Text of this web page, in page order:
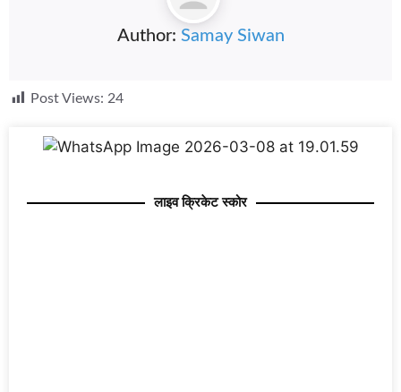
Author: Samay Siwan
Post Views: 24
लाइव क्रिकेट स्कोर